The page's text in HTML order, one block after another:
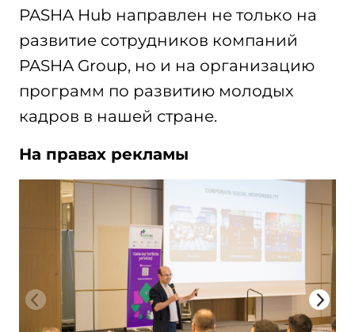
PASHA Hub направлен не только на
развитие сотрудников компаний
PASHA Group, но и на организацию
программ по развитию молодых
кадров в нашей стране.
На правах рекламы